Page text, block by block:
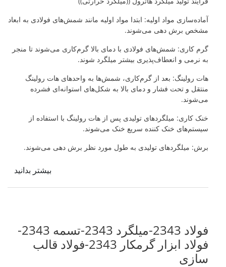
آماده‌سازی مواد اولیه: ابتدا مواد اولیه مانند شمش‌های فولادی به ابعاد
مشخص برش دهی می‌شوند.
گرم کاری: شمش‌های فولادی با دمای بالا گرم‌کاری می‌شوند تا منجر
به نرمی و انعطاف‌پذیری بیشتر میلگرد شوند.
هات رولینگ: بعد از گرم‌کاری، شمش‌ها به واحدهای هات رولینگ
منتقل و تحت فشار و دمای بالا به شکل‌های استوانه‌ای فشرده
می‌شوند.
خنک کاری: میلگرد‌های تولیدی پس از هات رولینگ با استفاده از
سیستم‌های خنک کننده سریع خنک می‌شوند.
برش: میلگردهای تولیدی به طول مورد نظر برش دهی می‌شوند.
بیشتر بدانید
فولاد 2343-میلگرد 2343-تسمه 2343-
فولاد ابزار گرمکار 2343-فولاد قالب
سازی